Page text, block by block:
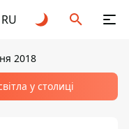
RU
2018
у столиці